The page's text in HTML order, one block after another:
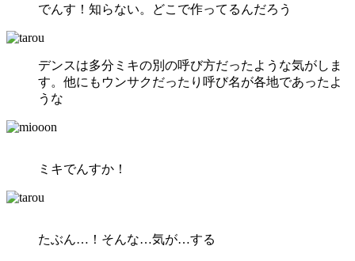
でんす！知らない。どこで作ってるんだろう
デンスは多分ミキの別の呼び方だったような気がしま
す。他にもウンサクだったり呼び名が各地であったよ
うな
ミキでんすか！
たぶん…！そんな…気が…する